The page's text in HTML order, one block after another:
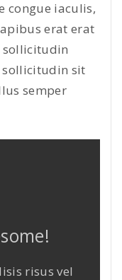
congue iaculis,
erat erat
sollicitudin
sollicitudin sit
semper
risus vel